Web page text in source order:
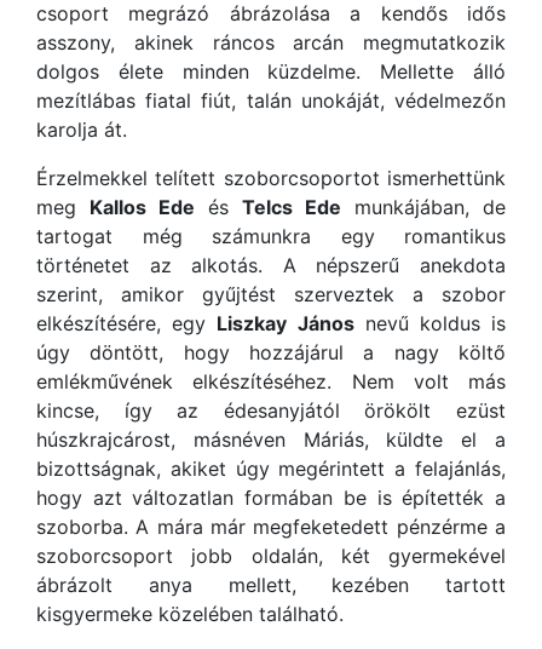
csoport megrázó ábrázolása a kendős idős
asszony, akinek ráncos arcán megmutatkozik
dolgos élete minden küzdelme. Mellette álló
mezítlábas fiatal fiút, talán unokáját, védelmezőn
karolja át.
Érzelmekkel telített szoborcsoportot ismerhettünk
meg Kallos Ede és Telcs Ede munkájában, de
tartogat még számunkra egy romantikus
történetet az alkotás. A népszerű anekdota
szerint, amikor gyűjtést szerveztek a szobor
elkészítésére, egy Liszkay Jánosnevű koldus is
úgy döntött, hogy hozzájárul a nagy költő
emlékművének elkészítéséhez. Nem volt más
kincse, így az édesanyjától örökölt ezüst
húszkrajcárost, másnéven Máriás, küldte el a
bizottságnak, akiket úgy megérintett a felajánlás,
hogy azt változatlan formában be is építették a
szoborba. A mára már megfeketedett pénzérme a
szoborcsoport jobb oldalán, két gyermekével
ábrázolt anya mellett, kezében tartott
kisgyermeke közelében található.